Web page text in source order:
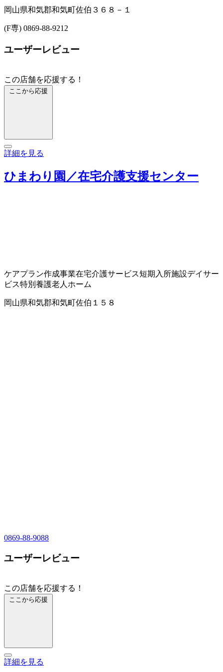
岡山県和気郡和気町佐伯３６８－１
(F専) 0869-88-9212
ユーザーレビュー
この店舗を応援する！
ここから応援
詳細を見る
ひまわり園／在宅介護支援センター
ケアプラン作成事業在宅介護サービス短期入所施設デイサー
ビス特別養護老人ホーム
岡山県和気郡和気町佐伯１５８
0869-88-9088
ユーザーレビュー
この店舗を応援する！
ここから応援
詳細を見る